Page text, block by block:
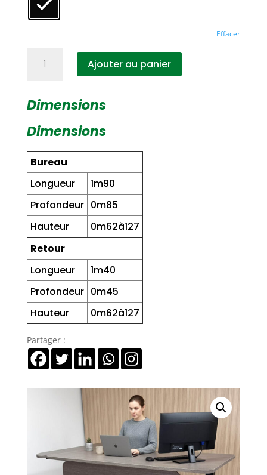
Effacer
Desk
Zénith
Ajouter au panier
Dimensions
Dimensions
Bureau
Longueur
1m90
Profondeur 0m85
Hauteur
0m62à127
Retour
Longueur
1m40
Profondeur 0m45
Hauteur
0m62à127
Partager :